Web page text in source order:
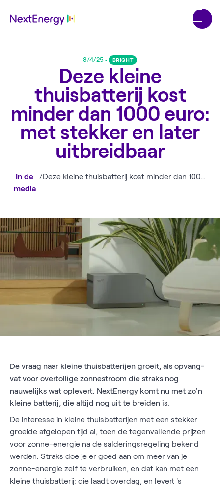
8/4/25 • BRIGHT
Deze kleine
thuisbatterij kost
minder dan 1000 euro:
met stekker en later
uitbreidbaar
In de
media
/ Deze kleine thuisbatterij kost minder dan 1000 euro: met stekker en later uitbreidbaar
De vraag naar kleine thuisbatterijen groeit, als opvang-
vat voor overtollige zonnestroom die straks nog
nauwelijks wat oplevert. NextEnergy komt nu met zo'n
kleine batterij, die altijd nog uit te breiden is.
De interesse in kleine thuisbatterijen met een stekker
groeide afgelopen tijd al, toen de tegenvallende prijzen
voor zonne-energie na de salderingsregeling bekend
werden. Straks doe je er goed aan om meer van je
zonne-energie zelf te verbruiken, en dat kan met een
kleine thuisbatterij: die laadt overdag, en levert 's